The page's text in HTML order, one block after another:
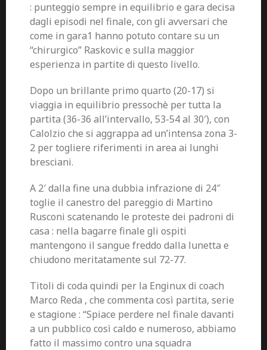
: punteggio sempre in equilibrio e gara decisa
dagli episodi nel finale, con gli avversari che
come in gara1 hanno potuto contare su un
“chirurgico” Raskovic e sulla maggior
esperienza in partite di questo livello.
Dopo un brillante primo quarto (20-17) si
viaggia in equilibrio pressochè per tutta la
partita (36-36 all’intervallo, 53-54 al 30′), con
Calolzio che si aggrappa ad un’intensa zona 3-
2 per togliere riferimenti in area ai lunghi
bresciani.
A 2′ dalla fine una dubbia infrazione di 24″
toglie il canestro del pareggio di Martino
Rusconi scatenando le proteste dei padroni di
casa : nella bagarre finale gli ospiti
mantengono il sangue freddo dalla lunetta e
chiudono meritatamente sul 72-77.
Titoli di coda quindi per la Enginux di coach
Marco Reda , che commenta così partita, serie
e stagione : “Spiace perdere nel finale davanti
a un pubblico così caldo e numeroso, abbiamo
fatto il massimo contro una squadra